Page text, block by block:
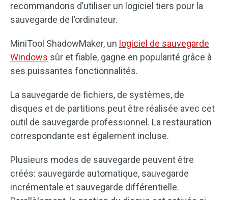
recommandons d’utiliser un logiciel tiers pour la
sauvegarde de l’ordinateur.
MiniTool ShadowMaker, un logiciel de sauvegarde
Windows sûr et fiable, gagne en popularité grâce à
ses puissantes fonctionnalités.
La sauvegarde de fichiers, de systèmes, de
disques et de partitions peut être réalisée avec cet
outil de sauvegarde professionnel. La restauration
correspondante est également incluse.
Plusieurs modes de sauvegarde peuvent être
créés: sauvegarde automatique, sauvegarde
incrémentale et sauvegarde différentielle.